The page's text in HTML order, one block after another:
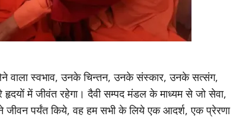
वाला स्वभाव, उनके चिन्तन, उनके संस्कार, उनके सत्संग,
में जीवंत रहेगा। दैवी सम्पद मंडल के माध्यम से जो सेवा,
जीवन पर्यंत किये, वह हम सभी के लिये एक आदर्श, एक प्रेरणा